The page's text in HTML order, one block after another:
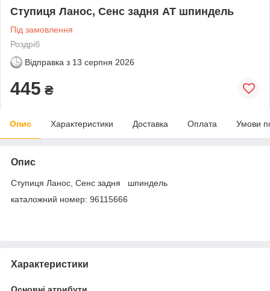
Ступиця Ланос, Сенс задня АТ шпиндель
Під замовлення
Роздріб
Відправка з 13 серпня 2026
445 ₴
Опис Характеристики Доставка Оплата Умови
Опис
Ступиця Ланос, Сенс задня шпиндель
каталожний номер: 96115666
Характеристики
Основні атрибути